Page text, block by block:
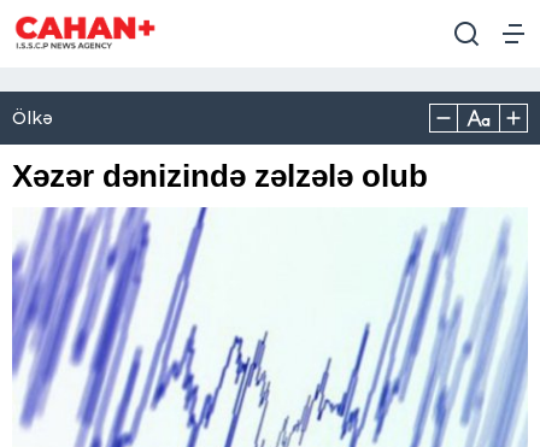
Ölkə
Xəzər dənizində zəlzələ olub